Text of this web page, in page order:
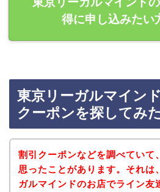
得に申し込みたい
東京リーガルマイン
クーポンを探してみ
割引クーポンなどを調べていて
思ったことがあります。それは
ガルマインドのお店でライン友